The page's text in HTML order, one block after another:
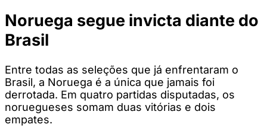
Noruega segue invicta diante do
Brasil
Entre todas as seleções que já enfrentaram o
Brasil, a Noruega é a única que jamais foi
derrotada. Em quatro partidas disputadas, os
noruegueses somam duas vitórias e dois
empates.